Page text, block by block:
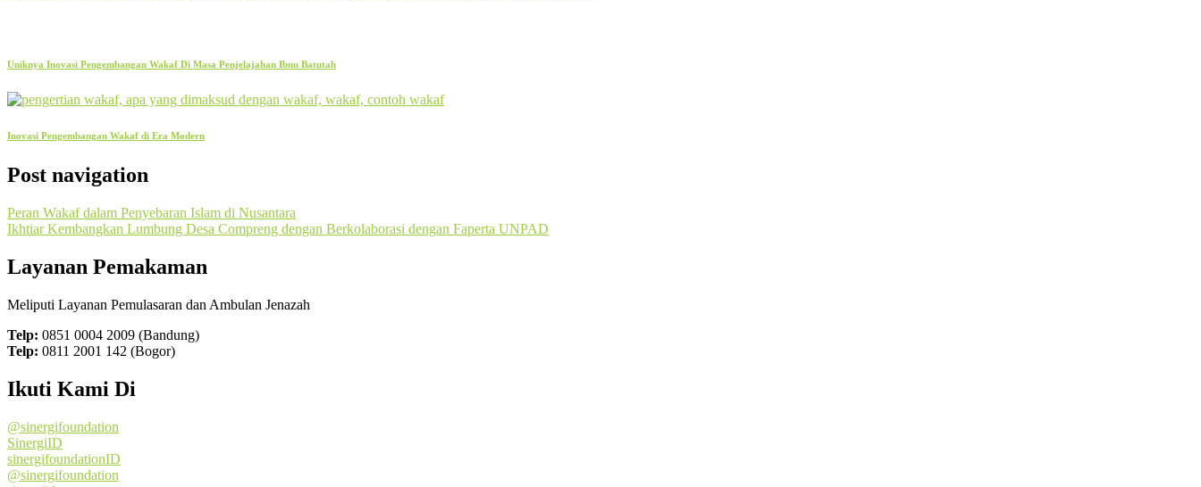
Uniknya Inovasi Pengembangan Wakaf Di Masa Penjelajahan Ibnu Batutah
Inovasi Pengembangan Wakaf di Era Modern
Post navigation
Peran Wakaf dalam Penyebaran Islam di Nusantara
Ikhtiar Kembangkan Lumbung Desa Compreng dengan Berkolaborasi dengan Faperta UNPAD
Layanan Pemakaman
Meliputi Layanan Pemulasaran dan Ambulan Jenazah
Telp: 0851 0004 2009 (Bandung)
Telp: 0811 2001 142 (Bogor)
Ikuti Kami Di
@sinergifoundation
SinergiID
sinergifoundationID
@sinergifoundation